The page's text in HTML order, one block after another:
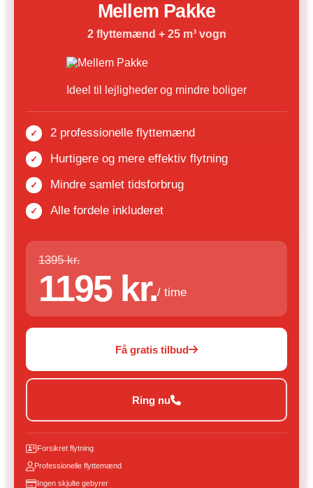
Mellem Pakke
2 flyttemænd + 25 m³ vogn
Ideel til lejligheder og mindre boliger
2 professionelle flyttemænd
Hurtigere og mere effektiv flytning
Mindre samlet tidsforbrug
Alle fordele inkluderet
1395 kr.
1195 kr./ time
Få gratis tilbud
Ring nu
Forsikret flytning
Professionelle flyttemænd
Ingen skjulte gebyrer